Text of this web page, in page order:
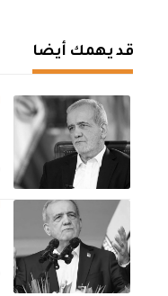
قد يهمك أيضا